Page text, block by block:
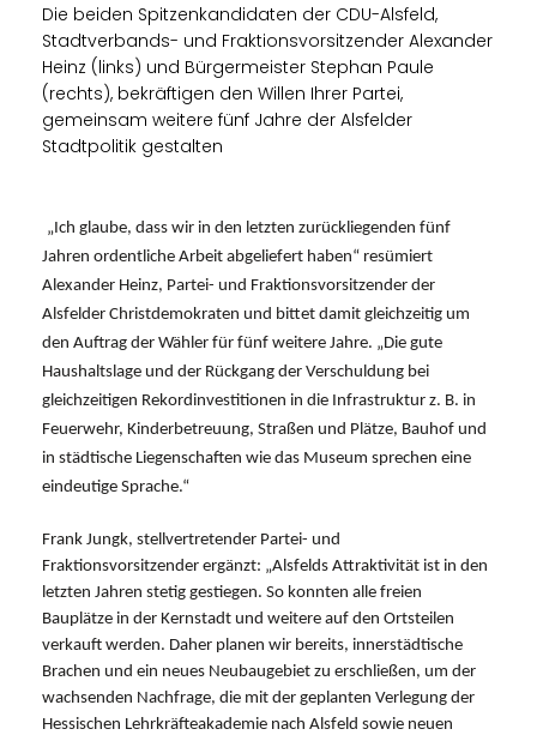
Die beiden Spitzenkandidaten der CDU-Alsfeld,
Stadtverbands- und Fraktionsvorsitzender Alexander
Heinz (links) und Bürgermeister Stephan Paule
(rechts), bekräftigen den Willen Ihrer Partei,
gemeinsam weitere fünf Jahre der Alsfelder
Stadtpolitik gestalten
Ich glaube, dass wir in den letzten zurückliegenden fünf
Jahren ordentliche Arbeit abgeliefert haben“ resümiert
Alexander Heinz, Partei- und Fraktionsvorsitzender der
Alsfelder Christdemokraten und bittet damit gleichzeitig um
den Auftrag der Wähler für fünf weitere Jahre. „Die gute
Haushaltslage und der Rückgang der Verschuldung bei
gleichzeitigen Rekordinvestitionen in die Infrastruktur z. B. in
Feuerwehr, Kinderbetreuung, Straßen und Plätze, Bauhof und
in städtische Liegenschaften wie das Museum sprechen eine
eindeutige Sprache.“
Frank Jungk, stellvertretender Partei- und
Fraktionsvorsitzender ergänzt: „Alsfelds Attraktivität ist in den
letzten Jahren stetig gestiegen. So konnten alle freien
Bauplätze in der Kernstadt und weitere auf den Ortsteilen
verkauft werden. Daher planen wir bereits, innerstädtische
Brachen und ein neues Neubaugebiet zu erschließen, um der
wachsenden Nachfrage, die mit der geplanten Verlegung der
Hessischen Lehrkräfteakademie nach Alsfeld sowie neuen